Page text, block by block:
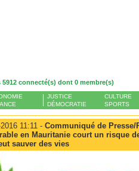
5912 connecté(s) dont 0 membre(s)
JUSTICE
DÉMOCRATIE
CULTURE
SPORTS
11:11 - Communiqué de
en Mauritanie court un risque
sauver des vies